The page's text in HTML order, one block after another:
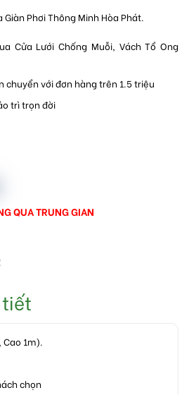
Giàn Phơi Thông Minh Hòa Phát.
Cửa Lưới Chống Muỗi, Vách Tổ Ong
chuyển với đơn hàng trên 1.5 triệu
trì trọn đời
giá rẻ số lượng
QUA TRUNG GIAN
1m).
chọn